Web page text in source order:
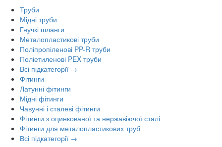
Труби
Мідні труби
Гнучкі шланги
Металопластикові труби
Поліпропіленові PP-R труби
Поліетиленові PEX труби
Всі підкатегорії →
Фітинги
Латунні фітинги
Мідні фітинги
Чавунні і сталеві фітинги
Фітинги з оцинкованої та нержавіючої сталі
Фітинги для металопластикових труб
Всі підкатегорії →